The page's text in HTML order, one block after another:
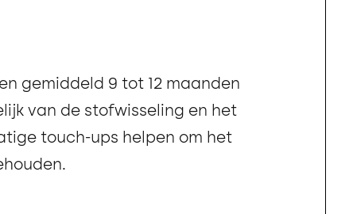
gemiddeld 9 tot 12 maanden
van de stofwisseling en het
touch-ups helpen om het